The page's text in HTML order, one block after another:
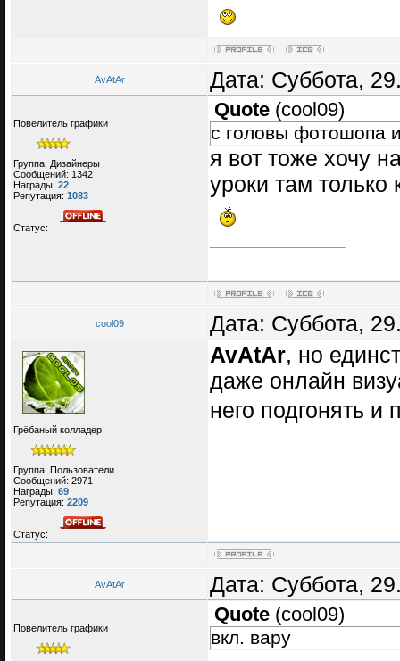
AvAtAr Дата: Суббота,
Повелитель графики
Группа: Дизайнеры
Сообщений: 1342
Награды: 22
Репутация: 1083
Статус:
Quote (cool09)
с головы фотошопа
я вот тоже хочу
уроки там только
cool09 Дата: Суббота,
Грёбаный колладер
Группа: Пользователи
Сообщений: 2971
Награды: 69
Репутация: 2209
Статус:
AvAtAr, но
даже онлайн
него подгонять
AvAtAr Дата: Суббота,
Повелитель графики
Quote (cool09)
вкл. вару